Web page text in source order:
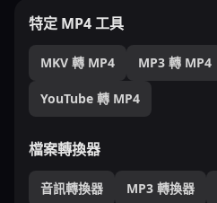
特定 MP4 工具
MKV 轉 MP4 MP3 轉 MP4
YouTube 轉 MP4
檔案轉換器
音訊轉換器 MP3 轉換器